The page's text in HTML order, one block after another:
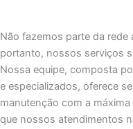
Não fazemos parte da rede
portanto, nossos serviços
Nossa equipe, composta
e especializados, oferece
manutenção com a
que nossos atendimentos